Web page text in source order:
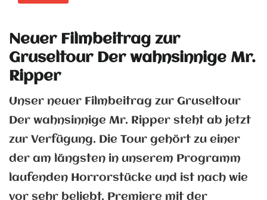
Neuer Filmbeitrag zur
Gruseltour Der wahnsinnige Mr.
Ripper
Unser neuer Filmbeitrag zur Gruseltour
Der wahnsinnige Mr. Ripper steht ab jetzt
zur Verfügung. Die Tour gehört zu einer
der am längsten in unserem Programm
laufenden Horrorstücke und ist nach wie
vor sehr beliebt. Premiere mit der